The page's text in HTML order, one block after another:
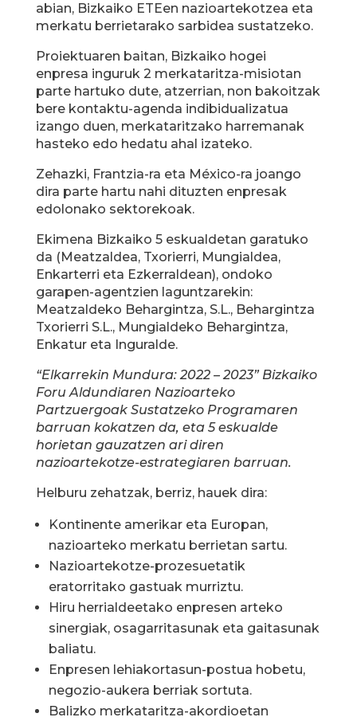
abian, Bizkaiko ETEen nazioartekotzea eta
merkatu berrietarako sarbidea sustatzeko.
Proiektuaren baitan, Bizkaiko hogei
enpresa inguruk 2 merkataritza-misiotan
parte hartuko dute, atzerrian, non bakoitzak
bere kontaktu-agenda indibidualizatua
izango duen, merkataritzako harremanak
hasteko edo hedatu ahal izateko.
Zehazki, Frantzia-ra eta México-ra joango
dira parte hartu nahi dituzten enpresak
edolonako sektorekoak.
Ekimena Bizkaiko 5 eskualdetan garatuko
da (Meatzaldea, Txorierri, Mungialdea,
Enkarterri eta Ezkerraldean), ondoko
garapen-agentzien laguntzarekin:
Meatzaldeko Behargintza, S.L., Behargintza
Txorierri S.L., Mungialdeko Behargintza,
Enkatur eta Inguralde.
“Elkarrekin Mundura: 2022 – 2023” Bizkaiko
Foru Aldundiaren Nazioarteko
Partzuergoak Sustatzeko Programaren
barruan kokatzen da, eta 5 eskualde
horietan gauzatzen ari diren
nazioartekotze-estrategiaren barruan.
Helburu zehatzak, berriz, hauek dira:
Kontinente amerikar eta Europan,
nazioarteko merkatu berrietan sartu.
Nazioartekotze-prozesuetatik
eratorritako gastuak murriztu.
Hiru herrialdeetako enpresen arteko
sinergiak, osagarritasunak eta gaitasunak
baliatu.
Enpresen lehiakortasun-postua hobetu,
negozio-aukera berriak sortuta.
Balizko merkataritza-akordioetan